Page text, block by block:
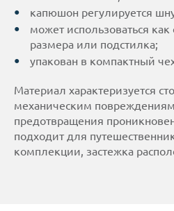
капюшон регулируется
может использоваться
размера или подстилка;
упакован в компактный
Материал характеризуется
механическим
предотвращения
подходит для
комплекции, застежка